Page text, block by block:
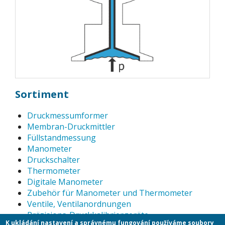
Sortiment
Druckmessumformer
Membran-Druckmittler
Füllstandmessung
Manometer
Druckschalter
Thermometer
Digitale Manometer
Zubehör für Manometer und Thermometer
Ventile, Ventilanordnungen
Präzisions-Druckkalibriergeräte
K ukládání nastavení a správnému fungování používáme soubory